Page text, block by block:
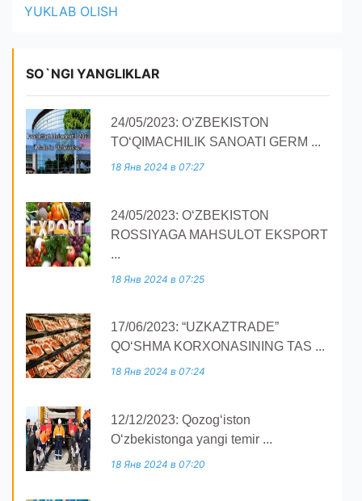
YUKLAB OLISH
SO`NGI YANGLIKLAR
24/05/2023: O‘ZBEKISTON
TO‘QIMACHILIK SANOATI GERM ...
18 Янв 2024 в 07:27
24/05/2023: O‘ZBEKISTON
ROSSIYAGA MAHSULOT EKSPORT
...
18 Янв 2024 в 07:25
17/06/2023: “UZKAZTRADE”
QOʻSHMA KORXONASINING TAS ...
18 Янв 2024 в 07:24
12/12/2023: Qozogʻiston
Oʻzbekistonga yangi temir ...
18 Янв 2024 в 07:20